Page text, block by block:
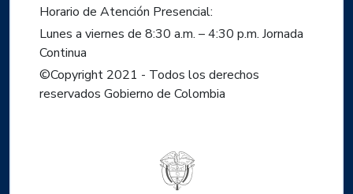
Horario de Atención Presencial:
Lunes a viernes de 8:30 a.m. – 4:30 p.m. Jornada
Continua
©Copyright 2021 - Todos los derechos
reservados Gobierno de Colombia